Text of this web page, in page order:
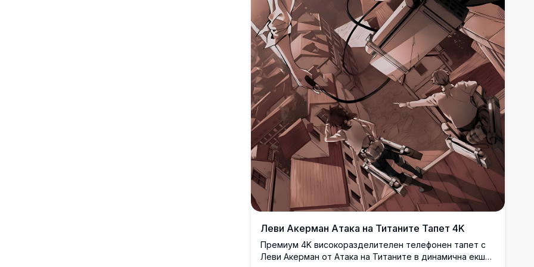
Леви Акерман Атака на Титаните Тапет 4K
Премиум 4K високоразделителен телефонен тапет с
Леви Акерман от Атака на Титаните в динамична екшън